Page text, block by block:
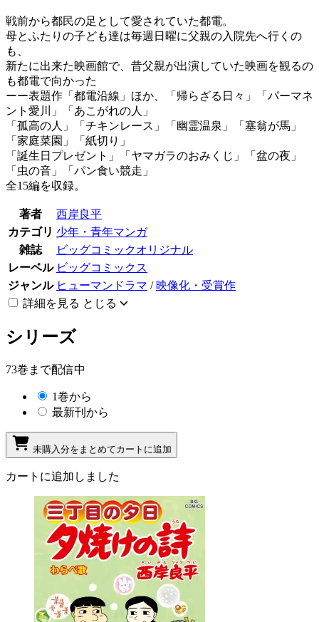
戦前から都民の足として愛されていた都電。
母とふたりの子ども達は毎週日曜に父親の入院先へ行くの
も、
新たに出来た映画館で、昔父親が出演していた映画を観るの
も都電で向かった
ーー表題作「都電沿線」ほか、「帰らざる日々」「パーマネ
ント愛川」「あこがれの人」
「孤高の人」「チキンレース」「幽霊温泉」「塞翁が馬」
「家庭菜園」「紙切り」
「誕生日プレゼント」「ヤマガラのおみくじ」「盆の夜」
「虫の音」「パン食い競走」
全15編を収録。
著者
西岸良平
カテゴリ 少年・青年マンガ
雑誌
ビッグコミックオリジナル
レーベル ビッグコミックス
ジャンル ヒューマンドラマ / 映像化・受賞作
詳細を見る とじる
シリーズ
73巻まで配信中
1巻から
最新刊から
未購入分をまとめてカートに追加
カートに追加しました